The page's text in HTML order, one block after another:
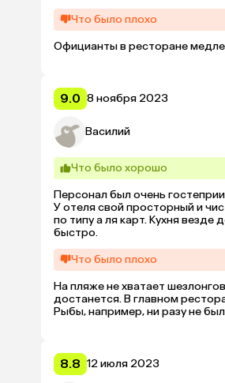
Что было плохо
Официанты в ресторане
9.0 8 ноября 2023
Василий
Что было хорошо
Персонал был очень
У отеля свой просторный и
по типу а ля карт. Кухня
быстро.
Что было плохо
На пляже не хватает
достанется. В главном
Рыбы, например, ни разу не
8.8 12 июля 2023